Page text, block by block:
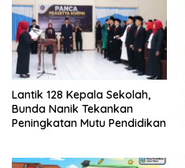
Lantik 128 Kepala Sekolah,
Bunda Nanik Tekankan
Peningkatan Mutu Pendidikan